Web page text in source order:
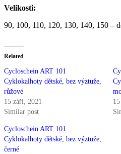
Velikosti:
90, 100, 110, 120, 130, 140, 150 –
Related
Cycloschein ART 101
Cyklokalhoty dětské, bez výztuže,
růžové
15 září, 2021
Similar post
Cycloschein ART 101
Cyklokalhoty dětské, bez výztuže,
černé